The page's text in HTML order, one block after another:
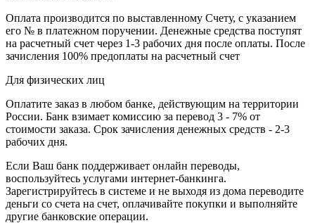
Оплата производится по выставленному Счету, с указанием
его № в платежном поручении. Денежные средства поступят
на расчетный счет через 1-3 рабочих дня после оплаты. После
зачисления 100% предоплаты на расчетный счет
Для физических лиц
Оплатите заказ в любом банке, действующим на территории
России. Банк взимает комиссию за перевод 3 - 7% от
стоимости заказа. Срок зачисления денежных средств - 2-3
рабочих дня.
Если Ваш банк поддерживает онлайн переводы,
воспользуйтесь услугами интернет-банкинга.
Зарегистрируйтесь в системе и не выходя из дома переводите
деньги со счета на счет, оплачивайте покупки и выполняйте
другие банковские операции.